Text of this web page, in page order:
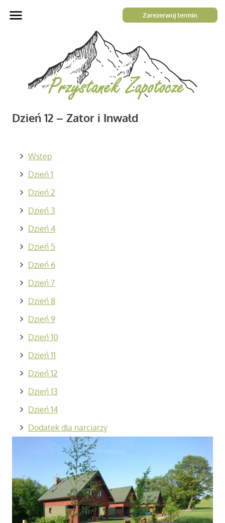
Zarezerwuj termin
Dzień 12 – Zator i Inwałd
Wstęp
Dzień 1
Dzień 2
Dzień 3
Dzień 4
Dzień 5
Dzień 6
Dzień 7
Dzień 8
Dzień 9
Dzień 10
Dzień 11
Dzień 12
Dzień 13
Dzień 14
Dodatek dla narciarzy